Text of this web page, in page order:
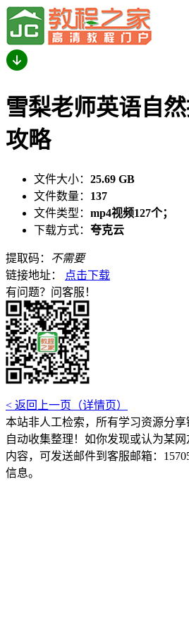
雪梨老师英语自
攻略
文件大小： 25.69 GB
文件数量： 137
文件类型： mp4视频127个；
下载方式： 夸克云
提取码：
不需要
链接地址：
点击下载
有问题？问客服！
< 返回上一页（详情页）
本站非人工检索，所有学习资源分
自动收集整理！如你发现或认为某
内容，可发送邮件到客服邮箱：
信息。